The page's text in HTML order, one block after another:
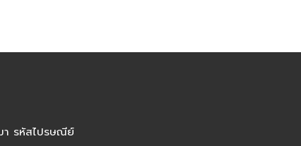
า รหัสไปรษณีย์